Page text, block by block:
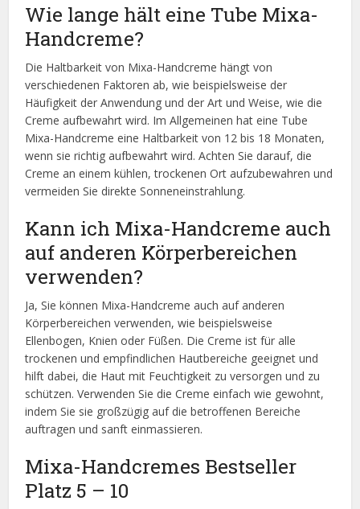
Wie lange hält eine Tube Mixa-
Handcreme?
Die Haltbarkeit von Mixa-Handcreme hängt von
verschiedenen Faktoren ab, wie beispielsweise der
Häufigkeit der Anwendung und der Art und Weise, wie die
Creme aufbewahrt wird. Im Allgemeinen hat eine Tube
Mixa-Handcreme eine Haltbarkeit von 12 bis 18 Monaten,
wenn sie richtig aufbewahrt wird. Achten Sie darauf, die
Creme an einem kühlen, trockenen Ort aufzubewahren und
vermeiden Sie direkte Sonneneinstrahlung.
Kann ich Mixa-Handcreme auch
auf anderen Körperbereichen
verwenden?
Ja, Sie können Mixa-Handcreme auch auf anderen
Körperbereichen verwenden, wie beispielsweise
Ellenbogen, Knien oder Füßen. Die Creme ist für alle
trockenen und empfindlichen Hautbereiche geeignet und
hilft dabei, die Haut mit Feuchtigkeit zu versorgen und zu
schützen. Verwenden Sie die Creme einfach wie gewohnt,
indem Sie sie großzügig auf die betroffenen Bereiche
auftragen und sanft einmassieren.
Mixa-Handcremes Bestseller
Platz 5 – 10